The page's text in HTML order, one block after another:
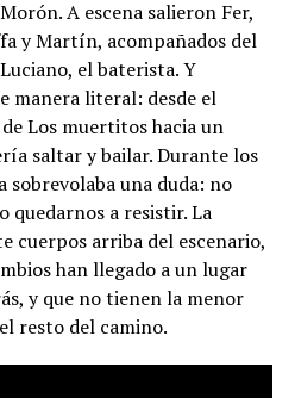
A escena salieron Fer,
y Martín, acompañados del
el baterista. Y
manera literal: desde el
Los muertitos hacia un
saltar y bailar. Durante los
una duda: no
quedarnos a resistir. La
cuerpos arriba del escenario,
han llegado a un lugar
y que no tienen la menor
resto del camino.